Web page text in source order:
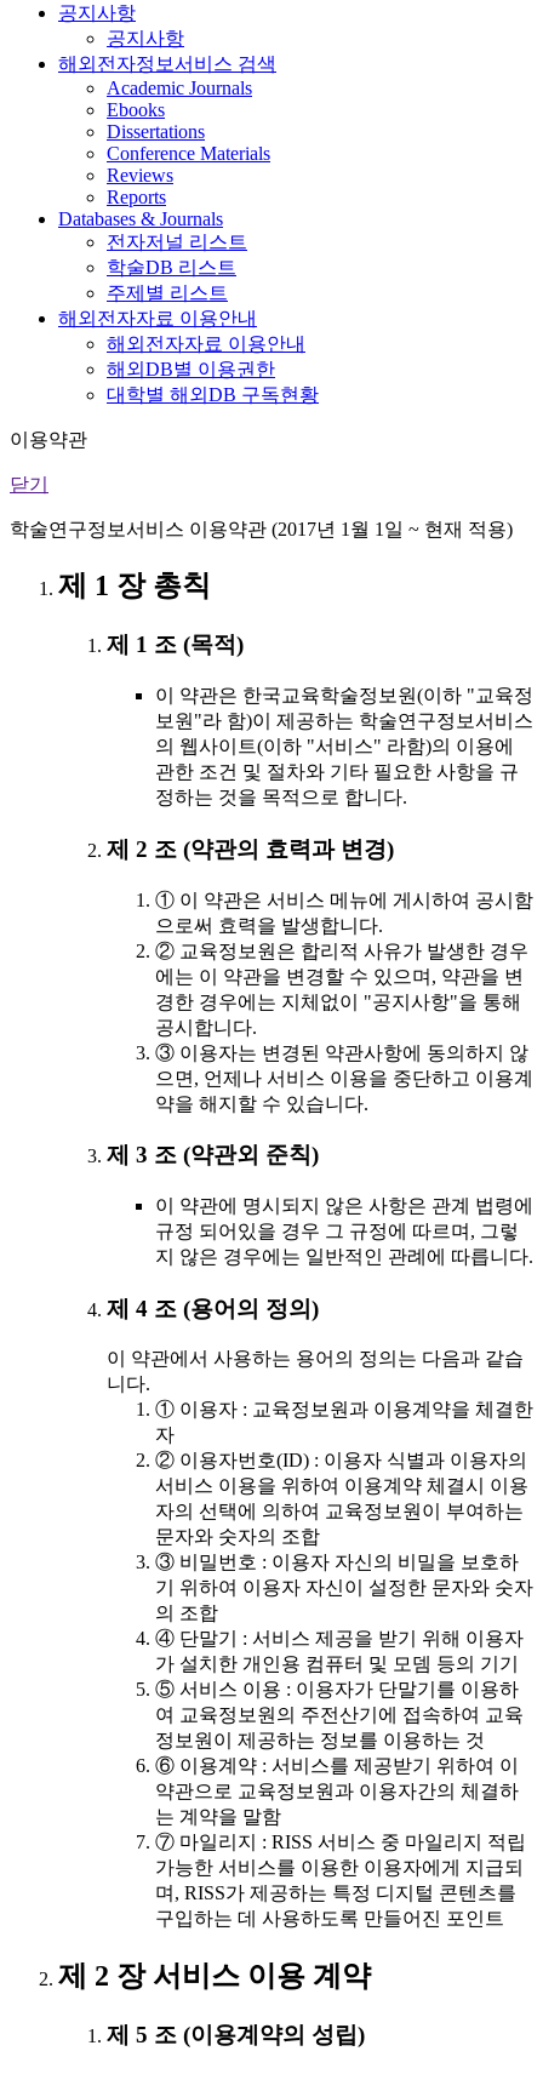
공지사항
공지사항
해외전자정보서비스 검색
Academic Journals
Ebooks
Dissertations
Conference Materials
Reviews
Reports
Databases & Journals
전자저널 리스트
학술DB 리스트
주제별 리스트
해외전자자료 이용안내
해외전자자료 이용안내
해외DB별 이용권한
대학별 해외DB 구독현황
이용약관
닫기
학술연구정보서비스 이용약관 (2017년 1월 1일 ~ 현재 적용)
제 1 장 총칙
제 1 조 (목적)
이 약관은 한국교육학술정보원(이하 "교육정
보원"라 함)이 제공하는 학술연구정보서비스
의 웹사이트(이하 "서비스" 라함)의 이용에
관한 조건 및 절차와 기타 필요한 사항을 규
정하는 것을 목적으로 합니다.
제 2 조 (약관의 효력과 변경)
① 이 약관은 서비스 메뉴에 게시하여 공시함
으로써 효력을 발생합니다.
② 교육정보원은 합리적 사유가 발생한 경우
에는 이 약관을 변경할 수 있으며, 약관을 변
경한 경우에는 지체없이 "공지사항"을 통해
공시합니다.
③ 이용자는 변경된 약관사항에 동의하지 않
으면, 언제나 서비스 이용을 중단하고 이용계
약을 해지할 수 있습니다.
제 3 조 (약관외 준칙)
이 약관에 명시되지 않은 사항은 관계 법령에
규정 되어있을 경우 그 규정에 따르며, 그렇
지 않은 경우에는 일반적인 관례에 따릅니다.
제 4 조 (용어의 정의)
이 약관에서 사용하는 용어의 정의는 다음과 같습
니다.
① 이용자 : 교육정보원과 이용계약을 체결한
자
② 이용자번호(ID) : 이용자 식별과 이용자의
서비스 이용을 위하여 이용계약 체결시 이용
자의 선택에 의하여 교육정보원이 부여하는
문자와 숫자의 조합
③ 비밀번호 : 이용자 자신의 비밀을 보호하
기 위하여 이용자 자신이 설정한 문자와 숫자
의 조합
④ 단말기 : 서비스 제공을 받기 위해 이용자
가 설치한 개인용 컴퓨터 및 모뎀 등의 기기
⑤ 서비스 이용 : 이용자가 단말기를 이용하
여 교육정보원의 주전산기에 접속하여 교육
정보원이 제공하는 정보를 이용하는 것
⑥ 이용계약 : 서비스를 제공받기 위하여 이
약관으로 교육정보원과 이용자간의 체결하
는 계약을 말함
⑦ 마일리지 : RISS 서비스 중 마일리지 적립
가능한 서비스를 이용한 이용자에게 지급되
며, RISS가 제공하는 특정 디지털 콘텐츠를
구입하는 데 사용하도록 만들어진 포인트
제 2 장 서비스 이용 계약
제 5 조 (이용계약의 성립)